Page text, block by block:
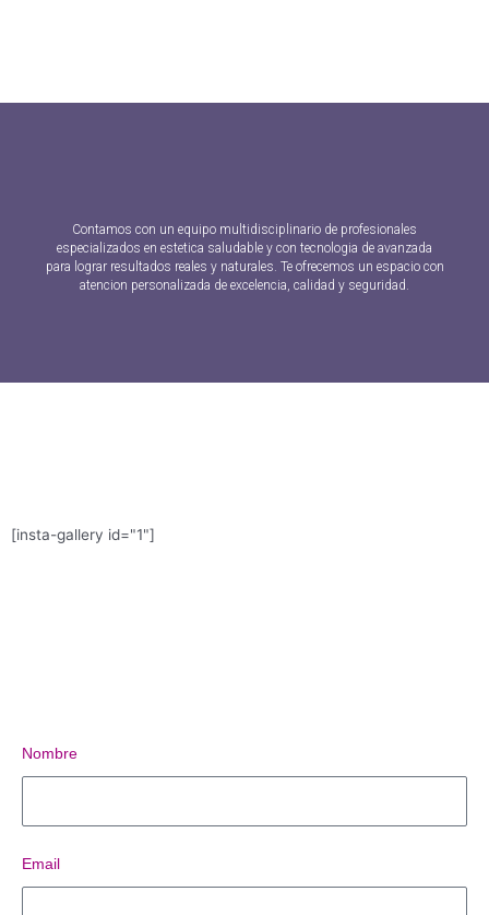
Contamos con un equipo multidisciplinario de profesionales
especializados en estetica saludable y con tecnologia de avanzada
para lograr resultados reales y naturales. Te ofrecemos un espacio con
atencion personalizada de excelencia, calidad y seguridad.
[insta-gallery id="1"]
Nombre
Email